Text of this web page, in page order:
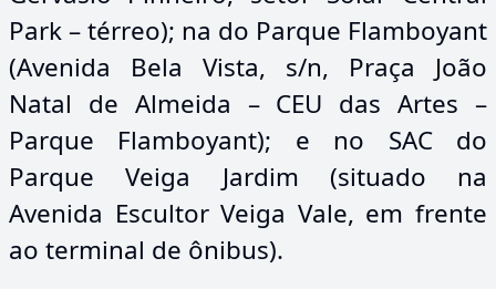
Park – térreo); na do Parque Flamboyant
(Avenida Bela Vista, s/n, Praça João
Natal de Almeida – CEU das Artes –
Parque Flamboyant); e no SAC do
Parque Veiga Jardim (situado na
Avenida Escultor Veiga Vale, em frente
ao terminal de ônibus).